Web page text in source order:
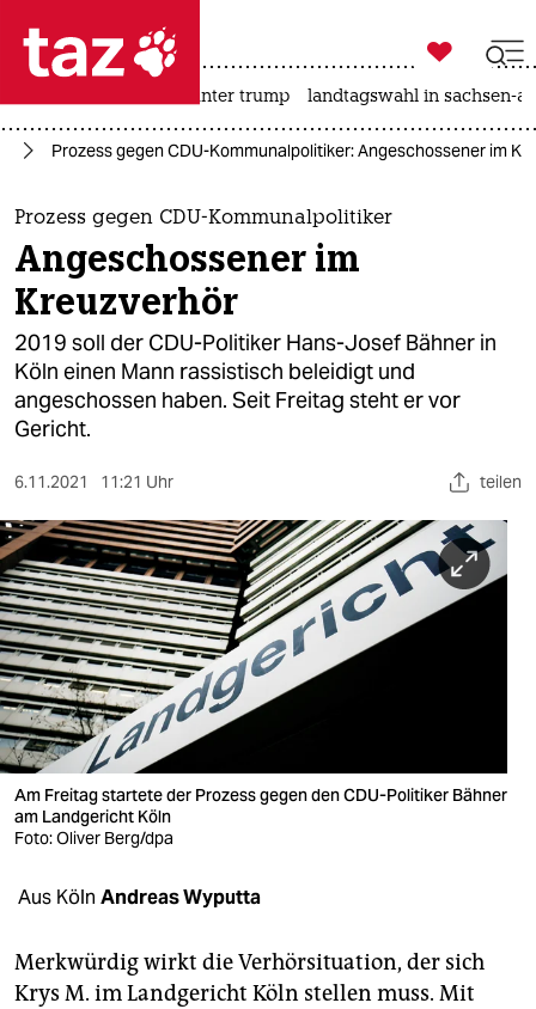
 taz zahl ich
taz zahl ich
themen
politik
öko
gesellschaft
kultur
sport
berlin
nord
wahrheit
verlag
verlag
veranstaltungen
shop
fragen & hilfe
abo

taz zahl ich
usa unter trump landtagswahl in sachsen-
Prozess gegen CDU-Kommunalpolitiker: Angeschossener im
Prozess gegen CDU-Kommunalpolitiker
Angeschossener im
Kreuzverhör
2019 soll der CDU-Politiker Hans-Josef Bähner in
Köln einen Mann rassistisch beleidigt und
angeschossen haben. Seit Freitag steht er vor
Gericht.
6.11.2021 11:21 Uhr teilen
Am Freitag startete der Prozess gegen den CDU-Politiker Bähner
am Landgericht Köln
Foto: Oliver Berg/dpa
Aus Köln Andreas Wyputta
Merkwürdig wirkt die Verhörsituation, der sich
Krys M. im Landgericht Köln stellen muss. Mit